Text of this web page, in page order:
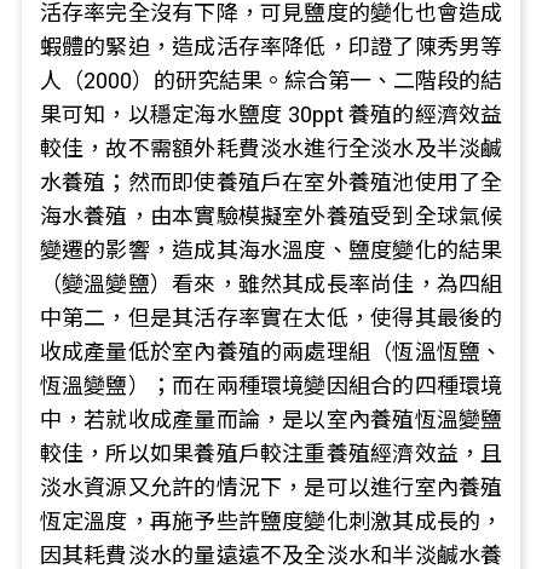
活存率完全沒有下降，可見鹽度的變化也會造成
蝦體的緊迫，造成活存率降低，印證了陳秀男等
人（2000）的研究結果。綜合第一、二階段的結
果可知，以穩定海水鹽度 30ppt 養殖的經濟效益
較佳，故不需額外耗費淡水進行全淡水及半淡鹹
水養殖；然而即使養殖戶在室外養殖池使用了全
海水養殖，由本實驗模擬室外養殖受到全球氣候
變遷的影響，造成其海水溫度、鹽度變化的結果
（變溫變鹽）看來，雖然其成長率尚佳，為四組
中第二，但是其活存率實在太低，使得其最後的
收成產量低於室內養殖的兩處理組（恆溫恆鹽、
恆溫變鹽）；而在兩種環境變因組合的四種環境
中，若就收成產量而論，是以室內養殖恆溫變鹽
較佳，所以如果養殖戶較注重養殖經濟效益，且
淡水資源又允許的情況下，是可以進行室內養殖
恆定溫度，再施予些許鹽度變化刺激其成長的，
因其耗費淡水的量遠遠不及全淡水和半淡鹹水養